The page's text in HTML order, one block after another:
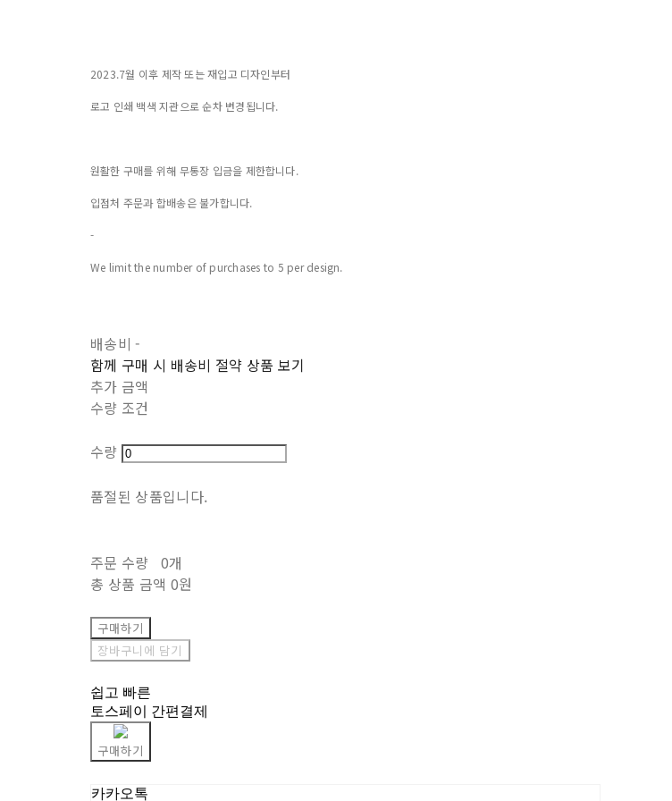
2023.7월 이후 제작 또는 재입고 디자인부터
로고 인쇄 백색 지관으로 순차 변경됩니다.
원활한 구매를 위해 무통장 입금을 제한합니다.
입점처 주문과 합배송은 불가합니다.
-
We limit the number of purchases to 5 per design.
배송비 -
함께 구매 시 배송비 절약 상품 보기
추가 금액
수량 조건
수량
품절된 상품입니다.
주문 수량
0개
총 상품 금액 0원
구매하기
장바구니에 담기
쉽고 빠른
토스페이 간편결제
구매하기
카카오톡